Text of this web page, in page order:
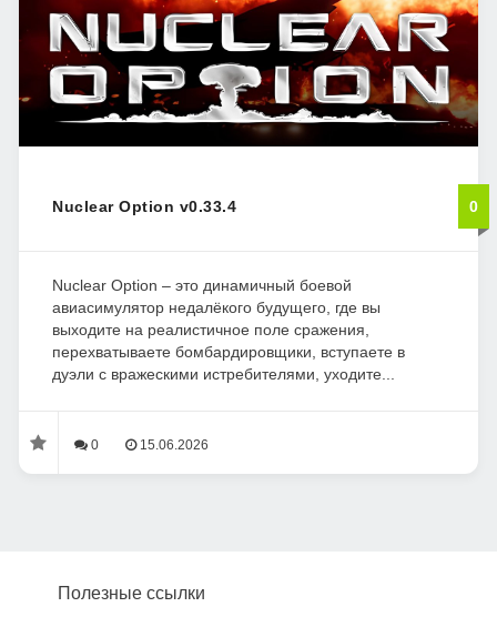
Nuclear Option v0.33.4 0
Nuclear Option – это динамичный боевой
авиасимулятор недалёкого будущего, где вы
выходите на реалистичное поле сражения,
перехватываете бомбардировщики, вступаете в
дуэли с вражескими истребителями, уходите...
0 15.06.2026
Полезные ссылки